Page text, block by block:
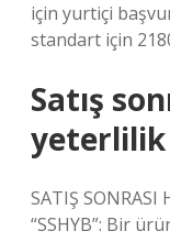
için yurtiçi
standart için
Satış
yeterlilik
SATIŞ SONRASI
“SSHYB”: Bir